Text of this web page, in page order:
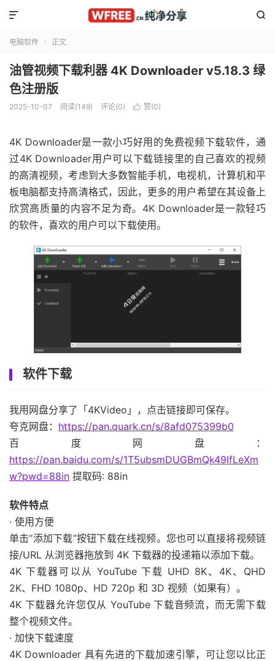


电脑软件  正文
油管视频下载利器 4K Downloader v5.18.3 绿
色注册版
2025-10-07 阅读(149) 评论(0)  赞(0)
4K Downloader是一款小巧好用的免费视频下载软件，通
过4K Downloader用户可以下载链接里的自己喜欢的视频
的高清视频，考虑到大多数智能手机，电视机，计算机和平
板电脑都支持高清格式，因此，更多的用户希望在其设备上
欣赏高质量的内容不足为奇。4K Downloader是一款轻巧
的软件，喜欢的用户可以下载使用。
软件下载
我用网盘分享了「4KVideo」，点击链接即可保存。
夸克网盘： https://pan.quark.cn/s/8afd075399b0
百度网盘：
https://pan.baidu.com/s/1T5ubsmDUGBmQk49IfLeXm
w?pwd=88in 提取码: 88in
软件特点
· 使用方便
单击“添加下载”按钮下载在线视频。您也可以直接将视频链
接/URL 从浏览器拖放到 4K 下载器的投递箱以添加下载。
4K 下载器可以从 YouTube 下载 UHD 8K、4K、QHD
2K、FHD 1080p、HD 720p 和 3D 视频（如果有）。
4K 下载器允许您仅从 YouTube 下载音频流，而无需下载
整个视频文件。
· 加快下载速度
4K Downloader 具有先进的下载加速引擎，可让您以比正